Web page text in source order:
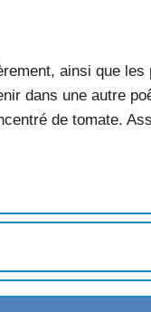
ainsi que
dans une autre
de tomate.